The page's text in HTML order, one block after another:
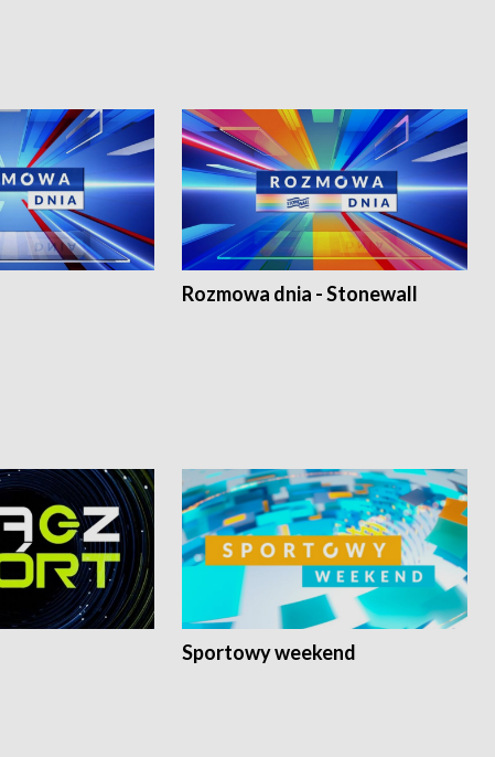
Rozmowa dnia - Stonewall
Sportowy weekend